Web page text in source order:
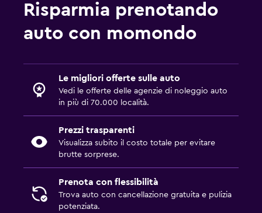
Risparmia prenotando
auto con momondo
Le migliori offerte sulle auto
Vedi le offerte delle agenzie di noleggio auto
in più di 70.000 località.
Prezzi trasparenti
Visualizza subito il costo totale per evitare
brutte sorprese.
Prenota con flessibilità
Trova auto con cancellazione gratuita e pulizia
potenziata.